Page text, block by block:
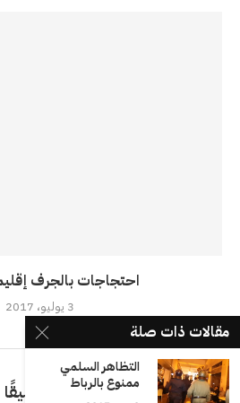
احتجاجات بالجرف
3 يوليو، 2017
اترك تعليقًا
مقالات ذات صلة
التظاهر السلمي
ممنوع بالرباط